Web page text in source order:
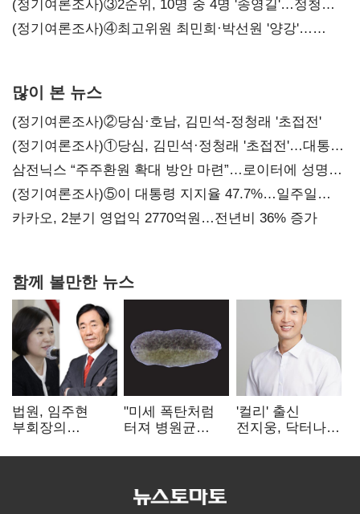
(정기여론조사)③2순위, 10명 중 4명 '송영길'…정청래
'한 자릿수'
(정기여론조사)④최고위원 최민희·박선원 '양강'…
많이 본 뉴스
(정기여론조사)②당심·호남, 김민석-정청래 '초접전'
(정기여론조사)①당심, 김민석·정청래 '초접전'…대통령
지지도 '50% 아래로'(종합)
삼전닉스 “주주환원 확대 방안 마련”…로이터에 성명
보내
(정기여론조사)⑤이 대통령 지지율 47.7%…일주일
만에 다시 40%대
카카오, 2분기 영업익 2770억원…전년비 36% 증가
함께 볼만한 뉴스
법원, 임주현
부회장의
주식 가압류 결정
"미세 폭탄처럼
터져 병원균
'컬리' 출신
전지웅, 닥터나우